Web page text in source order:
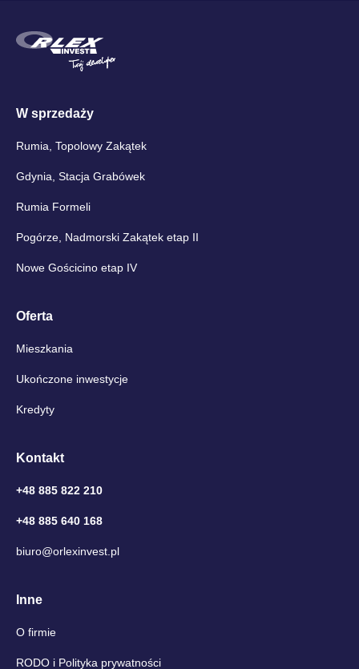
W sprzedaży
Rumia, Topolowy Zakątek
Gdynia, Stacja Grabówek
Rumia Formeli
Pogórze, Nadmorski Zakątek etap II
Nowe Gościcino etap IV
Oferta
Mieszkania
Ukończone inwestycje
Kredyty
Kontakt
+48 885 822 210
+48 885 640 168
biuro@orlexinvest.pl
Inne
O firmie
RODO i Polityka prywatności